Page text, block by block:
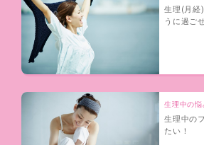
生理(月経
うに過ご
生理中の悩
生理中の
たい！